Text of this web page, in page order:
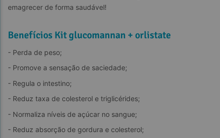
emagrecer de forma saudável!
Benefícios Kit glucomannan + orlistate
- Perda de peso;
- Promove a sensação de saciedade;
- Regula o intestino;
- Reduz taxa de colesterol e triglicérides;
- Normaliza níveis de açúcar no sangue;
- Reduz absorção de gordura e colesterol;